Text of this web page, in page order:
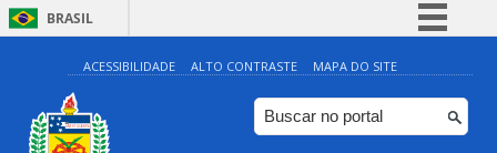
BRASIL
Simplifique!
Comunica BR
Participe
ACESSIBILIDADE ALTO CONTRASTE MAPA DO SITE